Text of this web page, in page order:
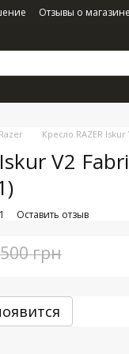
Отзывы о магазине
Кресло RAZER Iskur
V2
Оставить отзыв
грн